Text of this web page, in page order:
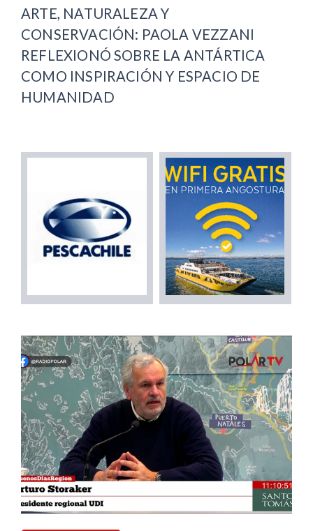
ARTE, NATURALEZA Y
CONSERVACIÓN: PAOLA VEZZANI
REFLEXIONÓ SOBRE LA ANTÁRTICA
COMO INSPIRACIÓN Y ESPACIO DE
HUMANIDAD